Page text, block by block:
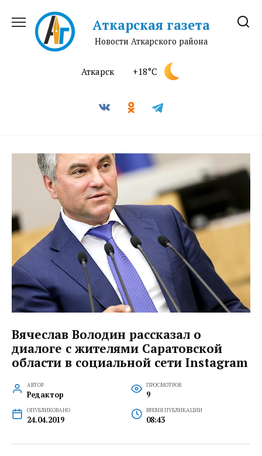
содержанию
Аткарская газета
Новости Аткарского района
Аткарск +18°C
Вячеслав Володин рассказал о
диалоге с жителями Саратовской
области в социальной сети Instagram
АВТОР
Редактор
ПРОСМОТРОВ
9
ОПУБЛИКОВАНО
24.04.2019
ВРЕМЯ ПУБЛИКАЦИИ
08:43